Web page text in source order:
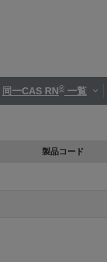
同一CAS RN® 一覧
製品コード